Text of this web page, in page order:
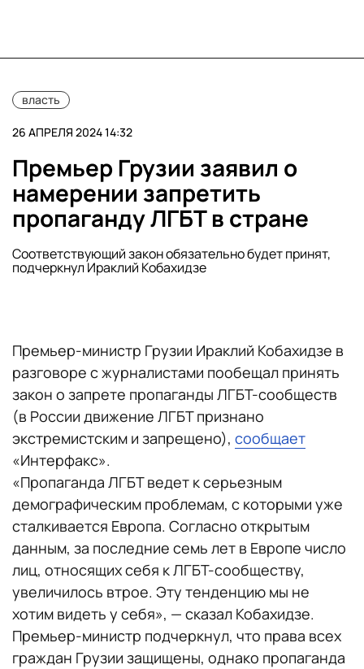
власть
26 АПРЕЛЯ 2024 14:32
Премьер Грузии заявил о
намерении запретить
пропаганду ЛГБТ в стране
Соответствующий закон обязательно будет принят,
подчеркнул Ираклий Кобахидзе
Премьер-министр Грузии Ираклий Кобахидзе в
разговоре с журналистами пообещал принять
закон о запрете пропаганды ЛГБТ-сообществ
(в России движение ЛГБТ признано
экстремистским и запрещено), сообщает
«Интерфакс».
«Пропаганда ЛГБТ ведет к серьезным
демографическим проблемам, с которыми уже
сталкивается Европа. Согласно открытым
данным, за последние семь лет в Европе число
лиц, относящих себя к ЛГБТ-сообществу,
увеличилось втрое. Эту тенденцию мы не
хотим видеть у себя», — сказал Кобахидзе.
Премьер-министр подчеркнул, что права всех
граждан Грузии защищены, однако пропаганда